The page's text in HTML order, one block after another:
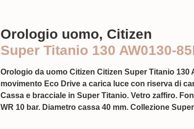
Orologio uomo, Citizen
Super Titanio 130 AW0130-
Orologio da uomo Citizen Citizen Super Titanio 130
movimento Eco Drive a carica luce con riserva di
Cassa e bracciale in Super Titanio. Vetro zaffiro.
WR 10 bar. Diametro cassa 40 mm. Collezione